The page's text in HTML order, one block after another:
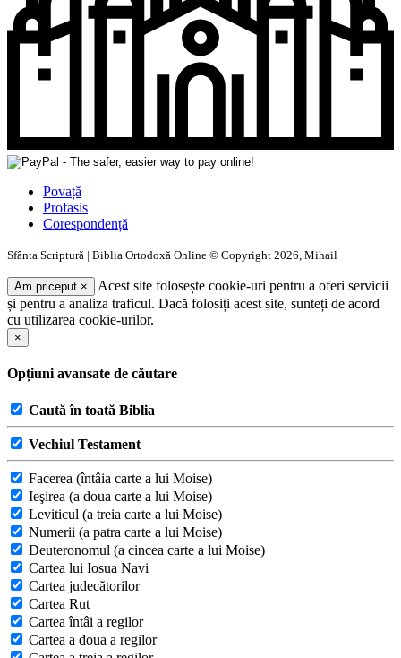
Povață
Profasis
Corespondență
Sfânta Scriptură | Biblia Ortodoxă Online © Copyright 2026, Mihail
Am priceput ×
Acest site folosește cookie-uri pentru a oferi servicii
și pentru a analiza traficul. Dacă folosiți acest site, sunteți de acord
cu utilizarea cookie-urilor.
×
Opțiuni avansate de căutare
Caută în toată Biblia
Vechiul Testament
Facerea (întâia carte a lui Moise)
Ieşirea (a doua carte a lui Moise)
Leviticul (a treia carte a lui Moise)
Numerii (a patra carte a lui Moise)
Deuteronomul (a cincea carte a lui Moise)
Cartea lui Iosua Navi
Cartea judecătorilor
Cartea Rut
Cartea întâi a regilor
Cartea a doua a regilor